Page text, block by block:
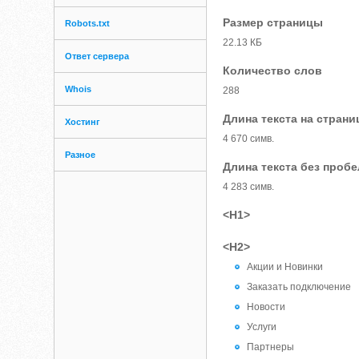
Robots.txt
Ответ сервера
Whois
Хостинг
Разное
Размер страницы
22.13 КБ
Количество слов
288
Длина текста на
4 670 симв.
Длина текста без
4 283 симв.
<H1>
<H2>
Акции и Новинки
Заказать подключение
Новости
Услуги
Партнеры